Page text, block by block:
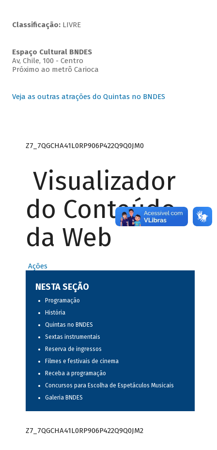
Classificação: LIVRE
Espaço Cultural BNDES
Av, Chile, 100 - Centro
Próximo ao metrô Carioca
Veja as outras atrações do Quintas no BNDES
Z7_7QGCHA41L0RP906P422Q9Q0JM0
Visualizador
do Conteúdo
da Web
Ações
NESTA SEÇÃO
Programação
História
Quintas no BNDES
Sextas instrumentais
Reserva de ingressos
Filmes e festivais de cinema
Receba a programação
Concursos para Escolha de Espetáculos Musicais
Galeria BNDES
Z7_7QGCHA41L0RP906P422Q9Q0JM2